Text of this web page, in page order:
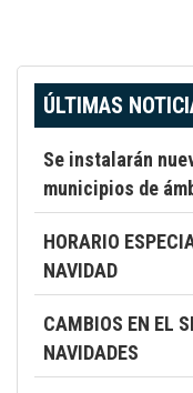
ÚLTIMAS
Se instalarán
municipios de
HORARIO
NAVIDAD
CAMBIOS EN EL
NAVIDADES